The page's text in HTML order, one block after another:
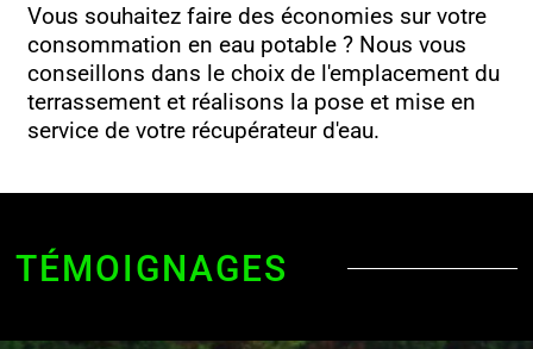
Vous souhaitez faire des économies sur votre
consommation en eau potable ? Nous vous
conseillons dans le choix de l'emplacement du
terrassement et réalisons la pose et mise en
service de votre récupérateur d'eau.
TÉMOIGNAGES